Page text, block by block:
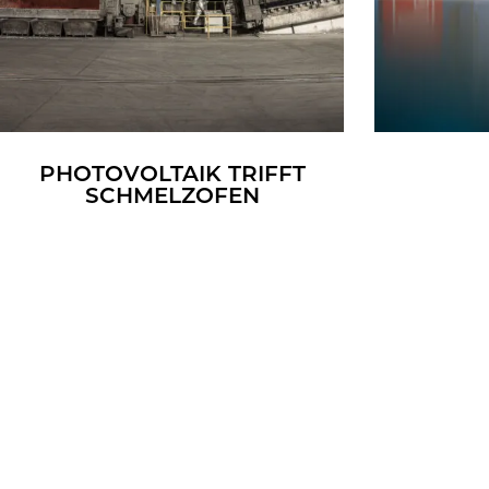
PHO­TO­VOL­TA­IK TRIFFT
SCHMELZ­OFEN